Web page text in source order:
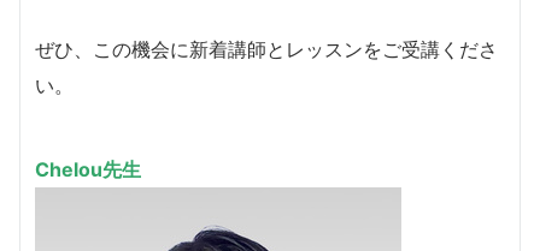
​ぜひ、この機会に新着講師とレッスンをご受講くださ
い。
Chelou先生